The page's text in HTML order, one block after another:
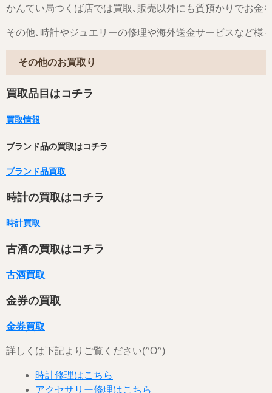
かんてい局つくば店では買取､販売以外にも質預かりでお金
その他､時計やジュエリーの修理や海外送金サービスなど様
その他のお買取り
買取品目はコチラ
買取情報
ブランド品の買取はコチラ
ブランド品買取
時計の買取はコチラ
時計買取
古酒の買取はコチラ
古酒買取
金券の買取
金券買取
詳しくは下記よりご覧ください(^O^)
時計修理はこちら
アクセサリー修理はこちら